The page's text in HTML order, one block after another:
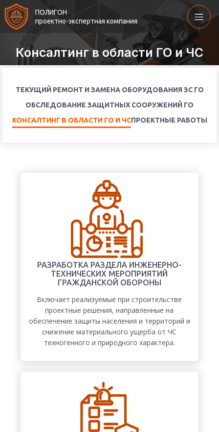
ПОЛИГОН
проектно-экспертная компания
Консалтинг в области ГО и ЧС
ТЕКУЩИЙ РЕМОНТ И ЗАМЕНА ОБОРУДОВАНИЯ ЗС ГО
ОБСЛЕДОВАНИЕ ЗАЩИТНЫХ СООРУЖЕНИЙ ГО
КОНСАЛТИНГ В ОБЛАСТИ ГО И ЧСПРОЕКТНЫЕ РАБОТЫ
РАЗРАБОТКА РАЗДЕЛА ИНЖЕНЕРНО-
ТЕХНИЧЕСКИХ МЕРОПРИЯТИЙ
ГРАЖДАНСКОЙ ОБОРОНЫ
Включает реализуемые при строительстве
проектные решения, направленные на
обеспечение защиты населения и территорий и
снижение материального ущерба от ЧС
техногенного и природного характера.